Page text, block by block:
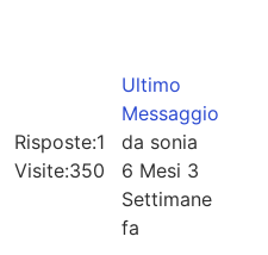
Risposte:1
Visite:350
Ultimo
Messaggio
da sonia
6 Mesi 3
Settimane
fa